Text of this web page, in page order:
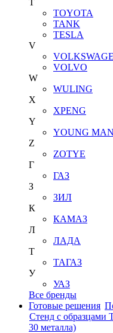
TOYOTA
TANK
TESLA
V
VOLVO
W
WULING
X
XPENG
Y
YOUNG MAN
Z
ZOTYE
Г
ГАЗ
З
ЗИЛ
К
КАМАЗ
Л
ЛАДА
Т
ТАГАЗ
У
УАЗ
Все бренды
Готовые решения
Стенд с образцами
30 металла)